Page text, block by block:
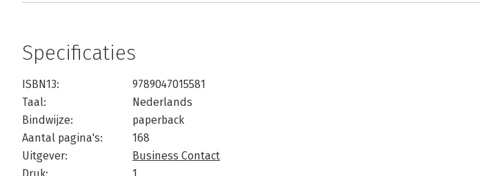
Specificaties
ISBN13:
9789047015581
Taal:
Nederlands
Bindwijze:
paperback
Aantal pagina's:
168
Uitgever:
Business Contact